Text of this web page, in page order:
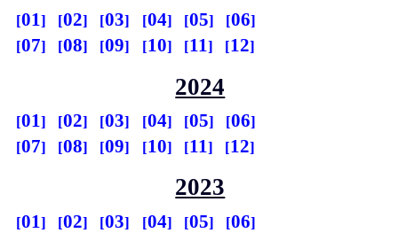
01 02 03 04 05
06
07
08 09 10 11 12
2024
01 02 03 04 05
06
07
08 09 10 11 12
2023
01 02 03 04 05
06